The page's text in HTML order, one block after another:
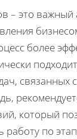
– это важный
более
связанных
который
работу по